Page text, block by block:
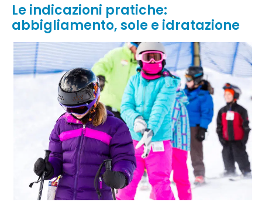
Le indicazioni pratiche:
abbigliamento, sole e idratazione